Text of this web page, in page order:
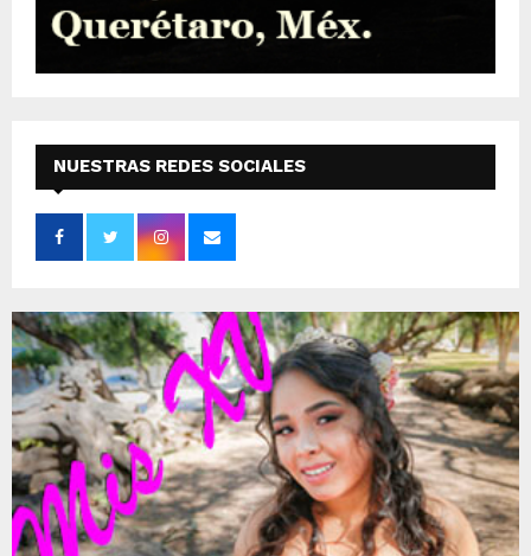
NUESTRAS REDES SOCIALES